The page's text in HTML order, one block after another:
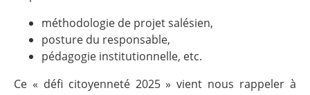
méthodologie de projet salésien,
posture du responsable,
pédagogie institutionnelle, etc.
Ce « défi citoyenneté 2025 » vient nous rappeler à